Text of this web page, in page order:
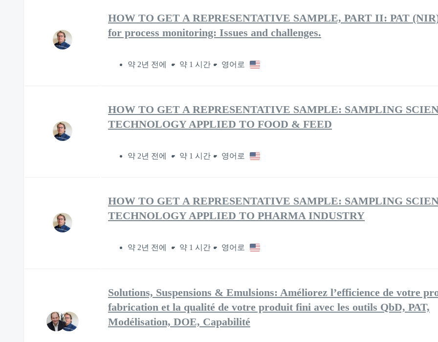
HOW TO GET A REPRESENTATIVE SAMPLE, PART II: PAT
for process monitoring: Issues and challenges.
약 2년 전에 약 1 시간 영어로
HOW TO GET A REPRESENTATIVE SAMPLE: SAMPLING
TECHNOLOGY APPLIED TO FOOD & FEED
약 2년 전에 약 1 시간 영어로
HOW TO GET A REPRESENTATIVE SAMPLE: SAMPLING
TECHNOLOGY APPLIED TO PHARMA INDUSTRY
약 2년 전에 약 1 시간 영어로
Solutions, Suspensions & Emulsions: Améliorez l’efficience de votre
fabrication et la qualité de votre produit fini avec les outils QbD, PAT,
Modélisation, DOE, Capabilité